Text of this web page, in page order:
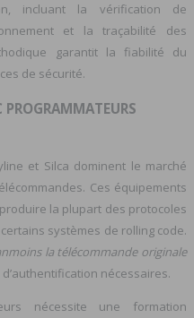
incluant la vérification de
et la traçabilité des
garantit la fiabilité du
de sécurité.
PROGRAMMATEURS
et Silca dominent le marché
Ces équipements
la plupart des protocoles
systèmes de rolling code.
la télécommande originale
nécessaires.
nécessite une formation